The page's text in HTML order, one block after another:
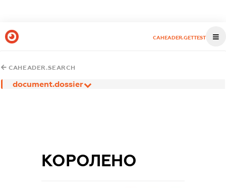
CAHEADER.GETTEST
CAHEADER.SEARCH
document.dossier
КОРОЛЕНО